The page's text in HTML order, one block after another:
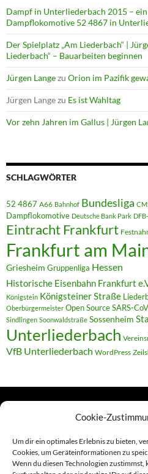
Cookie-
Um dir ein optimales Erlebnis zu bieten,
Cookies, um Geräteinformationen zu
Wenn du diesen Technologien zustimmst,
Dampf in Unterliederbach 2015 –
Dampflokomotive 52 4867 in
Der Spielplatz „Am Liederbach“ |
Liederbach“ – Bauarbeiten beginnen
Jürgen Langezu Orion im Pazifik
Jürgen Langezu Es ist Wahltag
Vor zehn Jahren im Gallus | Jürgen
SCHLAGWÖRTER
52 4867 A66 Bahnhof Bundesliga
Dampflokomotive Deutsche Bank Park
Eintracht Frankfurt
Frankfurt am
Griesheim Gruppenliga Hessen
Historische Eisenbahn Frankfurt
Königstein Königsteiner Straße
Oberbürgermeister Open SourceSARS-
Sindlingen Soonwaldstraße Sossenheim
Unterliederbach
VfB Unterliederbach WordPress
Links